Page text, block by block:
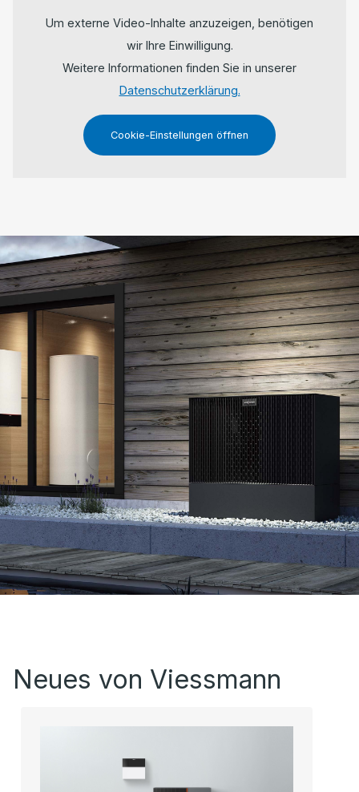
Um externe Video-Inhalte anzuzeigen, benötigen
wir Ihre Einwilligung.
Weitere Informationen finden Sie in unserer
Datenschutzerklärung.
Cookie-Einstellungen öffnen
Neues von Viessmann